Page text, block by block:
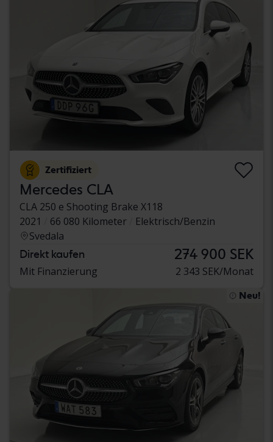
Zertifiziert
Mercedes CLA
CLA 250 e Shooting Brake X118
2021
66 080 Kilometer
Elektrisch/Benzin
Svedala
Direkt kaufen 274 900 SEK
Mit Finanzierung 2 343 SEK/Monat
Neu!